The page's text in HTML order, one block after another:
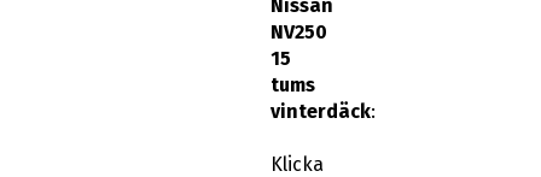
Nissan
NV250
15
tums
vinterdäck:
Klicka